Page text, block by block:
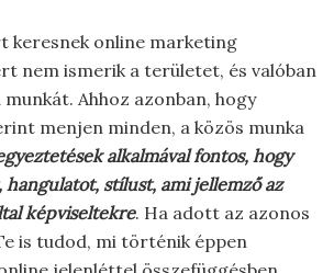
keresnek online marketing
nem ismerik a területet, és valóban
Ahhoz azonban, hogy
menjen minden, a közös munka
alkalmával fontos, hogy
hangulatot, stílust, ami jellemző az
képviseltekre. Ha adott az azonos
is tudod, mi történik éppen